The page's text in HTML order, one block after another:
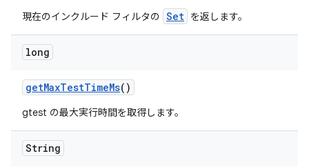
現在のインクルード フィルタの Set を返します。
long
getMaxTestTimeMs()
gtest の最大実行時間を取得します。
String